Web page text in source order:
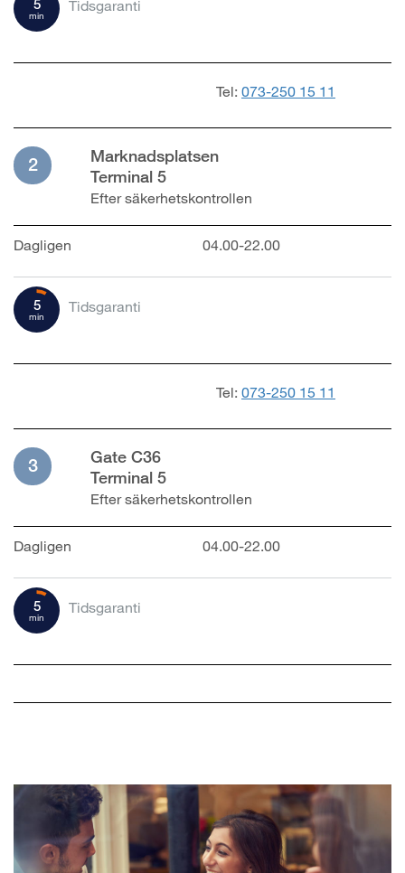
min
Tidsgaranti
Tel: 073-250 15 11
2
Marknadsplatsen
Terminal 5
Efter säkerhetskontrollen
Dagligen 04.00-22.00
5
min
Tidsgaranti
Tel: 073-250 15 11
3
Gate C36
Terminal 5
Efter säkerhetskontrollen
Dagligen 04.00-22.00
5
min
Tidsgaranti